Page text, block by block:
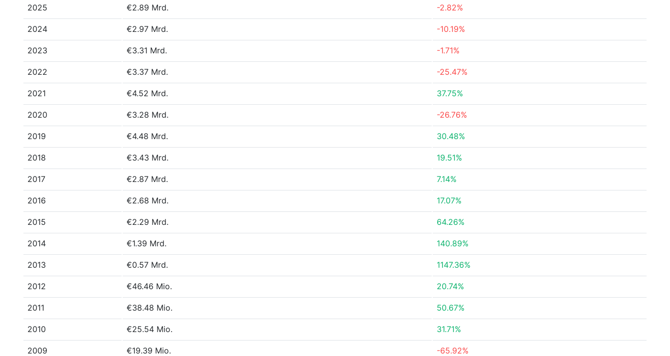
2025 €2.89 Mrd. -2.82%
2024 €2.97 Mrd. -10.19%
2023 €3.31 Mrd. -1.71%
2022 €3.37 Mrd. -25.47%
2021 €4.52 Mrd. 37.75%
2020 €3.28 Mrd. -26.76%
2019 €4.48 Mrd. 30.48%
2018 €3.43 Mrd. 19.51%
2017 €2.87 Mrd. 7.14%
2016 €2.68 Mrd. 17.07%
2015 €2.29 Mrd. 64.26%
2014 €1.39 Mrd. 140.89%
2013 €0.57 Mrd. 1147.36%
2012 €46.46 Mio. 20.74%
2011 €38.48 Mio. 50.67%
2010 €25.54 Mio. 31.71%
2009 €19.39 Mio. -65.92%